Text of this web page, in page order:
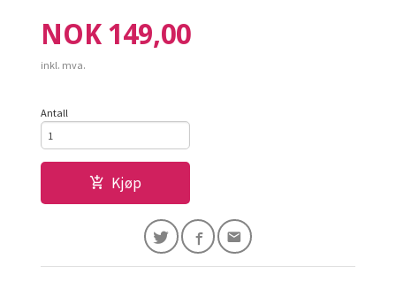
Pris
NOK 149,00
inkl. mva.
Antall
Kjøp